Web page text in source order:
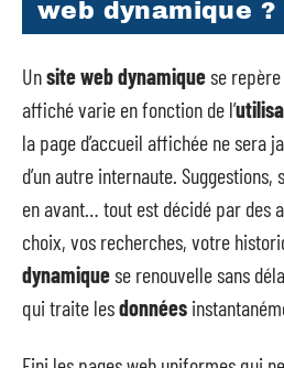
web dynamique ?
Unsite web dynamiquese
affiché varie en fonction de l’
la page d’accueil affichée ne sera
d’un autre internaute.
en avant… tout est décidé par des
choix, vos recherches, votre
dynamiquese renouvelle sans
qui traite lesdonnées